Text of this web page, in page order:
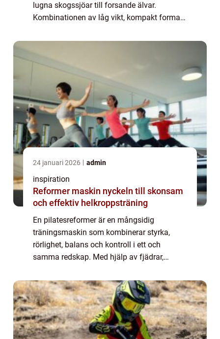
lugna skogssjöar till forsande älvar.
Kombinationen av låg vikt, kompakt format
till en favorit bland vandrare, paddlar...
24 januari 2026 admin
inspiration
Reformer maskin nyckeln till skonsam
och effektiv helkroppsträning
En pilatesreformer är en mångsidig
träningsmaskin som kombinerar styrka,
rörlighet, balans och kontroll i ett och
samma redskap. Med hjälp av fjädrar,
användaren anpassa motstånd och
svårighetsgrad i detalj. ...